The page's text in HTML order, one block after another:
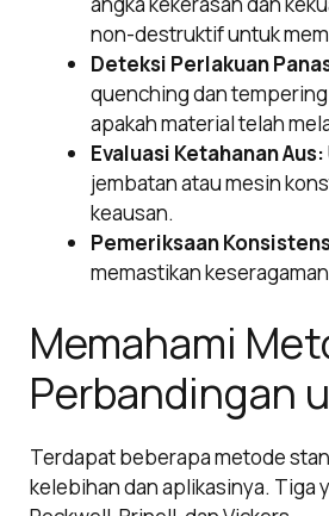
non-destruktif untuk
Deteksi Perlakuan
quenching dan
apakah material telah
Evaluasi Ketahanan Aus:
jembatan atau mesin
keausan.
Pemeriksaan
memastikan
Memahami
Perbandingan
Terdapat beberapa metode
kelebihan dan aplikasinya. Tiga